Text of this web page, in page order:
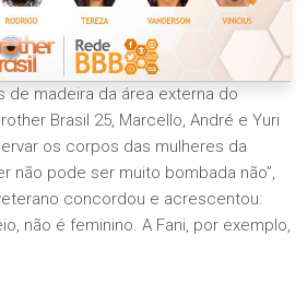
de madeira da área externa do
Brasil 25, Marcello, André e Yuri
os corpos das mulheres da
não pode ser muito bombada não”,
concordou e acrescentou:
não é feminino. A Fani, por exemplo,